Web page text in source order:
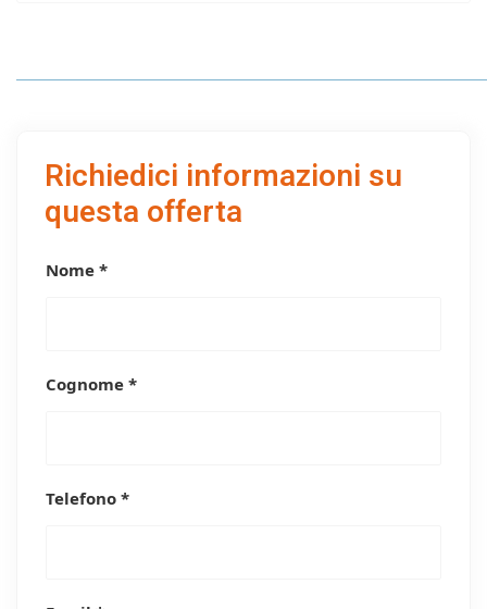
Richiedici informazioni su
questa offerta
Nome *
Cognome *
Telefono *